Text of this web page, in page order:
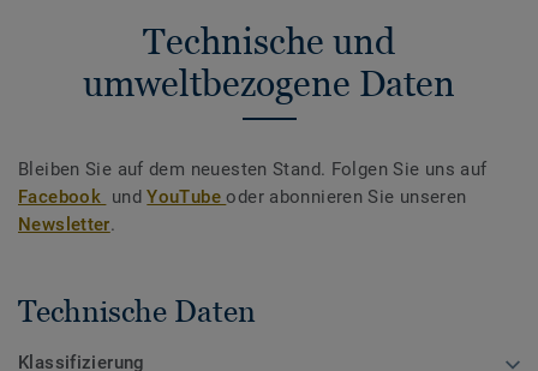
Technische und
umweltbezogene Daten
Bleiben Sie auf dem neuesten Stand. Folgen Sie uns auf
Facebook undYouTubeoder abonnieren Sie unseren
Newsletter.
Technische Daten
Klassifizierung